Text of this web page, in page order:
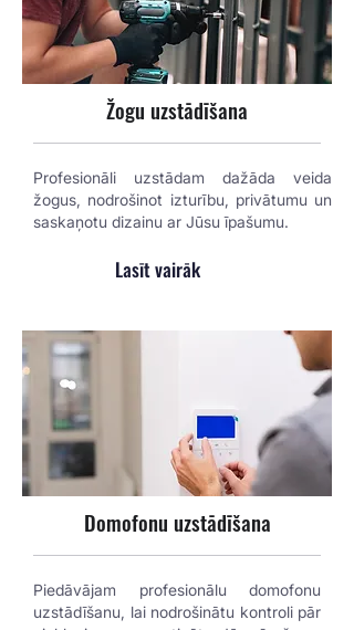
Žogu uzstādīšana
Profesionāli uzstādam dažāda veida
žogus, nodrošinot izturību, privātumu un
saskaņotu dizainu ar Jūsu īpašumu.
Lasīt vairāk
Domofonu uzstādīšana
Piedāvājam profesionālu domofonu
uzstādīšanu, lai nodrošinātu kontroli pār